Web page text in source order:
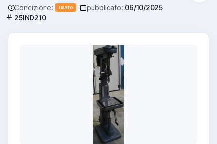
Condizione: usato pubblicato: 06/10/2025
25IND210